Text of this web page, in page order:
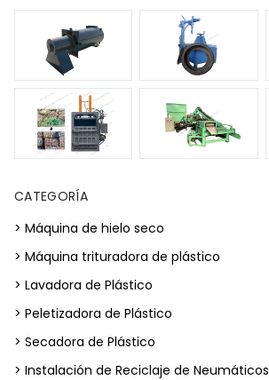
CATEGORÍA
> Máquina de hielo seco
> Máquina trituradora de plástico
> Lavadora de Plástico
> Peletizadora de Plástico
> Secadora de Plástico
> Instalación de Reciclaje de Neumáticos